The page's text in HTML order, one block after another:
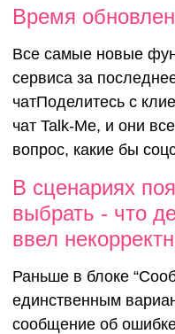
Время
Все самые новые
сервиса за
чатПоделитесь с
чат Talk-Me, и они
вопрос, какие бы
В
В сценариях
выбрать - что
ввел
Раньше в блоке
единственным
сообщение об